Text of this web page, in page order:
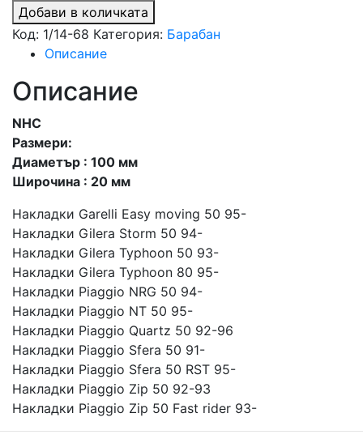
Добави в количката
Код: 1/14-68 Категория: Барабан
Описание
Описание
NHC
Размери:
Диаметър : 100 мм
Широчина : 20 мм
Накладки Garelli Easy moving 50 95-
Накладки Gilera Storm 50 94-
Накладки Gilera Typhoon 50 93-
Накладки Gilera Typhoon 80 95-
Накладки Piaggio NRG 50 94-
Накладки Piaggio NT 50 95-
Накладки Piaggio Quartz 50 92-96
Накладки Piaggio Sfera 50 91-
Накладки Piaggio Sfera 50 RST 95-
Накладки Piaggio Zip 50 92-93
Накладки Piaggio Zip 50 Fast rider 93-